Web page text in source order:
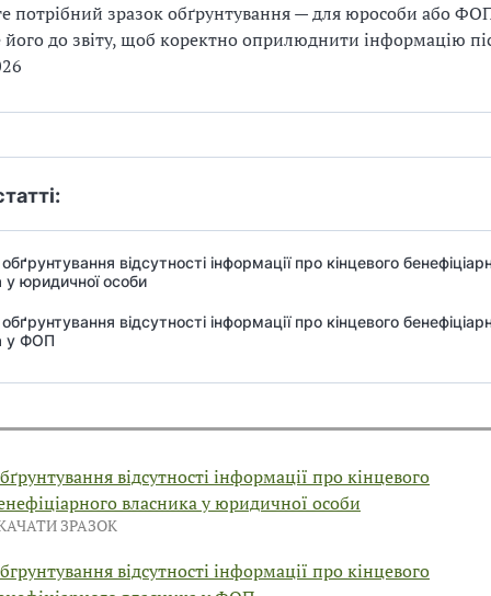
потрібний зразок обґрунтування — для юрособи або
його до звіту, щоб коректно оприлюднити інформацію
відсутності інформації про кінцевого
у юридичної особи
відсутності інформації про кінцевого
у ФОП
відсутності інформації про кінцевого
власника у юридичної особи
ЗРАЗОК
відсутності інформації про кінцевого